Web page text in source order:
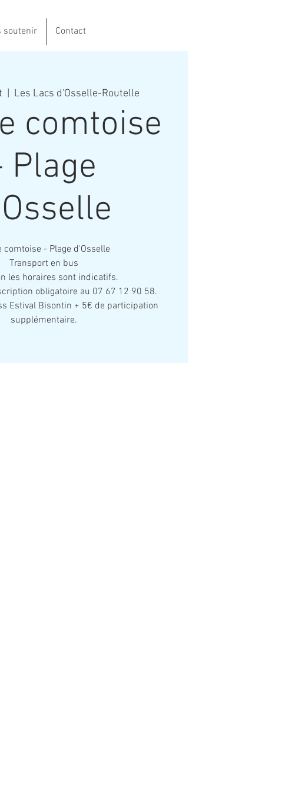
soutenir Contact
Les Lacs d'Osselle-Routelle
comtoise
Plage
comtoise - Plage d'Osselle
Transport en bus
les horaires sont indicatifs.
obligatoire au 07 67 12 90 58.
Estival Bisontin + 5€ de participation
supplémentaire.